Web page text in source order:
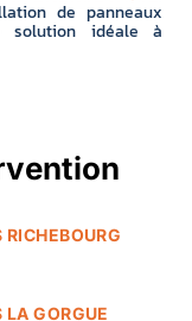
de panneaux
solution idéale à
GORGUE